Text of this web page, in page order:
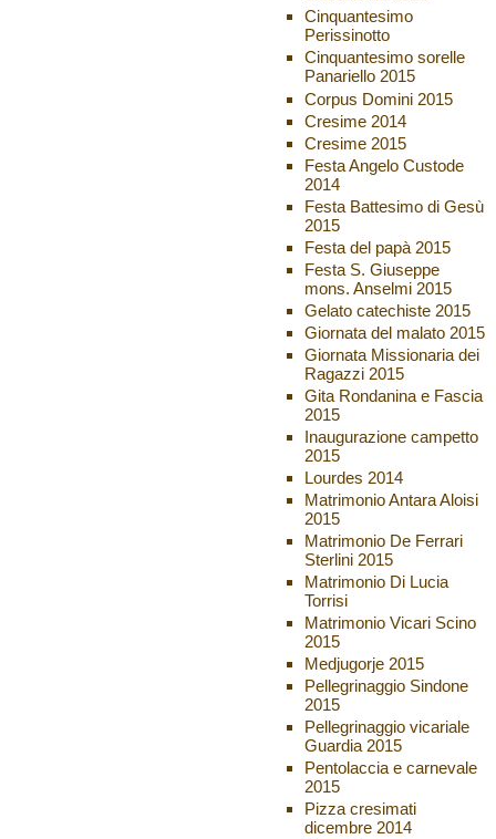
Cinquantesimo
Perissinotto
Cinquantesimo sorelle
Panariello 2015
Corpus Domini 2015
Cresime 2014
Cresime 2015
Festa Angelo Custode
2014
Festa Battesimo di Gesù
2015
Festa del papà 2015
Festa S. Giuseppe
mons. Anselmi 2015
Gelato catechiste 2015
Giornata del malato 2015
Giornata Missionaria dei
Ragazzi 2015
Gita Rondanina e Fascia
2015
Inaugurazione campetto
2015
Lourdes 2014
Matrimonio Antara Aloisi
2015
Matrimonio De Ferrari
Sterlini 2015
Matrimonio Di Lucia
Torrisi
Matrimonio Vicari Scino
2015
Medjugorje 2015
Pellegrinaggio Sindone
2015
Pellegrinaggio vicariale
Guardia 2015
Pentolaccia e carnevale
2015
Pizza cresimati
dicembre 2014